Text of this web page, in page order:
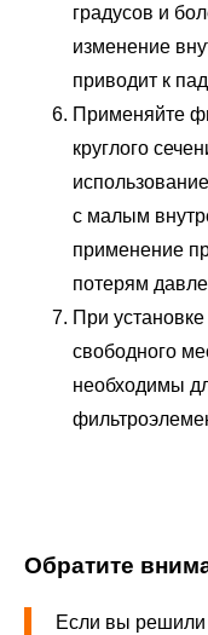
градусов и
изменение
приводит к
Применяйте
круглого
с малым
применение
потерям
При
свободного
необходимы
Обратите
Если вы решили